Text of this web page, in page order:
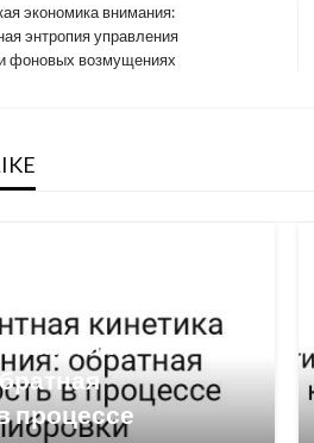
экономика внимания:
энтропия управления
фоновых возмущениях
кинетика
процессе